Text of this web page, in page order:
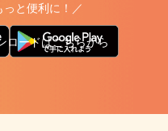
っと便利に！／
ロードはこちらから